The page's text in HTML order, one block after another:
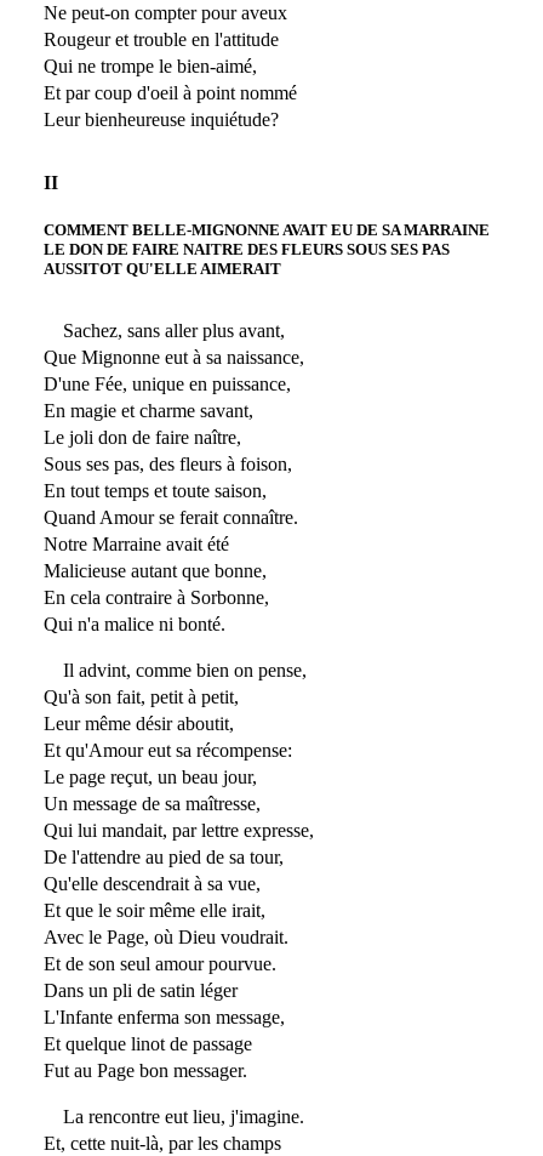
Ne peut-on compter pour aveux
Rougeur et trouble en l'attitude
Qui ne trompe le bien-aimé,
Et par coup d'oeil à point nommé
Leur bienheureuse inquiétude?
II
COMMENT BELLE-MIGNONNE AVAIT EU DE SA MARRAINE
LE DON DE FAIRE NAITRE DES FLEURS SOUS SES PAS
AUSSITOT QU'ELLE AIMERAIT
Sachez, sans aller plus avant,
Que Mignonne eut à sa naissance,
D'une Fée, unique en puissance,
En magie et charme savant,
Le joli don de faire naître,
Sous ses pas, des fleurs à foison,
En tout temps et toute saison,
Quand Amour se ferait connaître.
Notre Marraine avait été
Malicieuse autant que bonne,
En cela contraire à Sorbonne,
Qui n'a malice ni bonté.
Il advint, comme bien on pense,
Qu'à son fait, petit à petit,
Leur même désir aboutit,
Et qu'Amour eut sa récompense:
Le page reçut, un beau jour,
Un message de sa maîtresse,
Qui lui mandait, par lettre expresse,
De l'attendre au pied de sa tour,
Qu'elle descendrait à sa vue,
Et que le soir même elle irait,
Avec le Page, où Dieu voudrait.
Et de son seul amour pourvue.
Dans un pli de satin léger
L'Infante enferma son message,
Et quelque linot de passage
Fut au Page bon messager.
La rencontre eut lieu, j'imagine.
Et, cette nuit-là, par les champs